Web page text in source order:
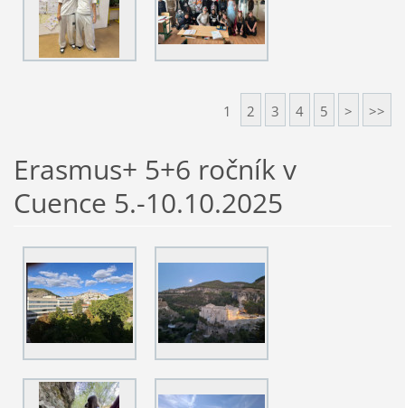
1 2 3 4 5 > >>
Erasmus+ 5+6 ročník v
Cuence 5.-10.10.2025